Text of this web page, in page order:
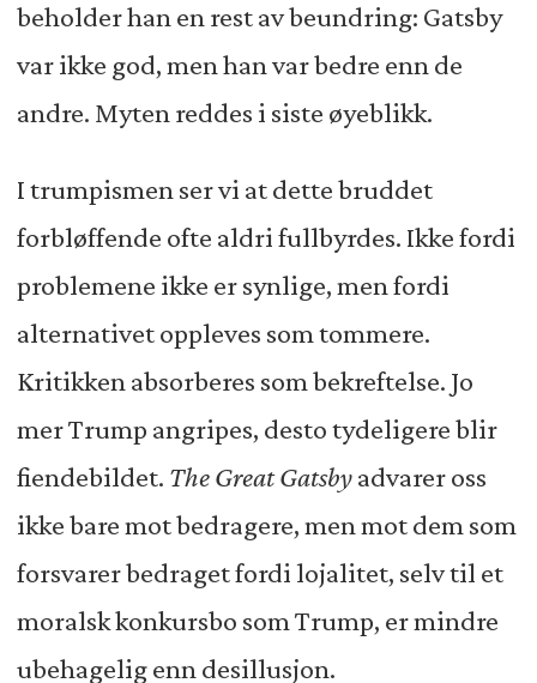
beholder han en rest av beundring: Gatsby
var ikke god, men han var bedre enn de
andre. Myten reddes i siste øyeblikk.
I trumpismen ser vi at dette bruddet
forbløffende ofte aldri fullbyrdes. Ikke fordi
problemene ikke er synlige, men fordi
alternativet oppleves som tommere.
Kritikken absorberes som bekreftelse. Jo
mer Trump angripes, desto tydeligere blir
fiendebildet. The Great Gatsbyadvarer oss
ikke bare mot bedragere, men mot dem som
forsvarer bedraget fordi lojalitet, selv til et
moralsk konkursbo som Trump, er mindre
ubehagelig enn desillusjon.